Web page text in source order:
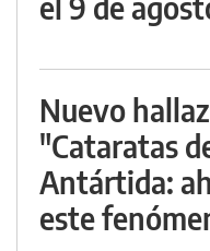
Nuevo
"Cataratas
Antártida:
este